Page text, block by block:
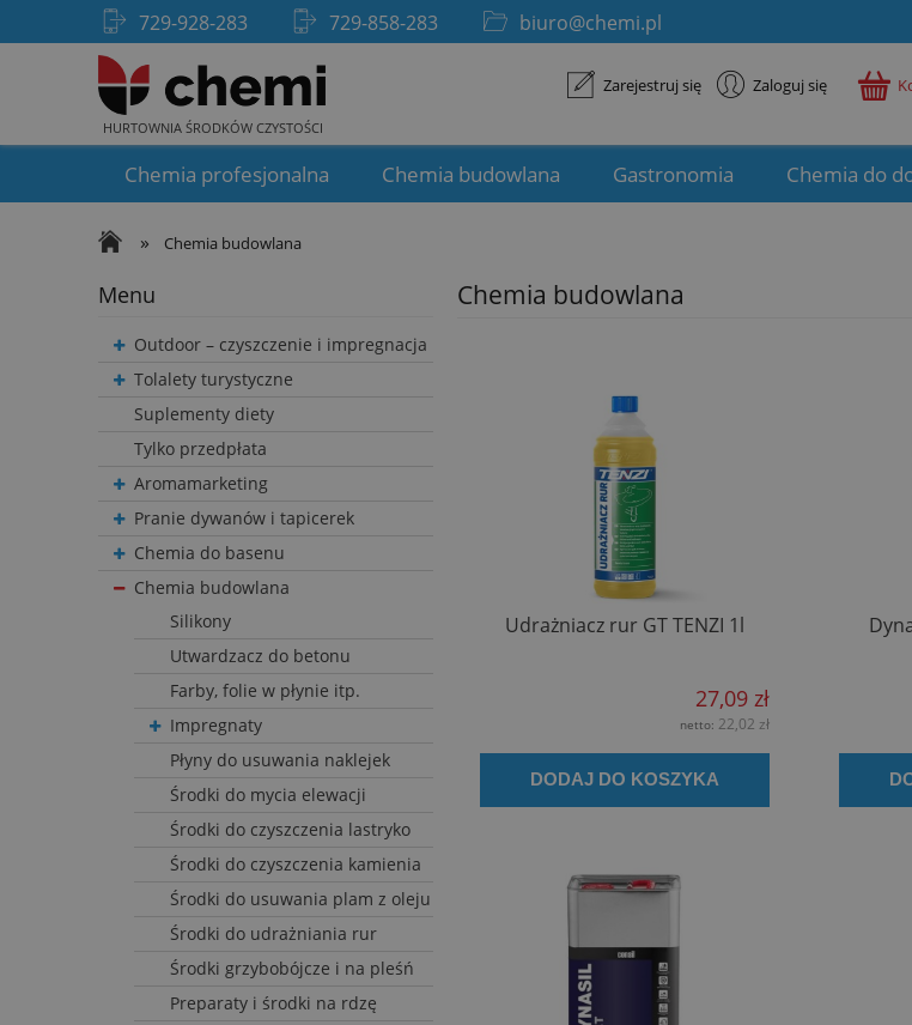
729-928-283 729-858-283 biuro@chemi.pl
HURTOWNIA ŚRODKÓW CZYSTOŚCI
Zarejestruj się Zaloguj się
Chemia profesjonalna Chemia budowlana Gastronomia Chemia do
» Chemia budowlana
Menu
Outdoor – czyszczenie i impregnacja
Tolalety turystyczne
Suplementy diety
Tylko przedpłata
Aromamarketing
Pranie dywanów i tapicerek
Chemia do basenu
Chemia budowlana
Silikony
Utwardzacz do betonu
Farby, folie w płynie itp.
Impregnaty
Płyny do usuwania naklejek
Środki do mycia elewacji
Środki do czyszczenia lastryko
Środki do czyszczenia kamienia
Środki do usuwania plam z oleju
Środki do udrażniania rur
Środki grzybobójcze i na pleśń
Preparaty i środki na rdzę
Chemia budowlana
Udrażniacz rur GT TENZI 1l
27,09 zł
netto: 22,02 zł
DODAJ DO KOSZYKA